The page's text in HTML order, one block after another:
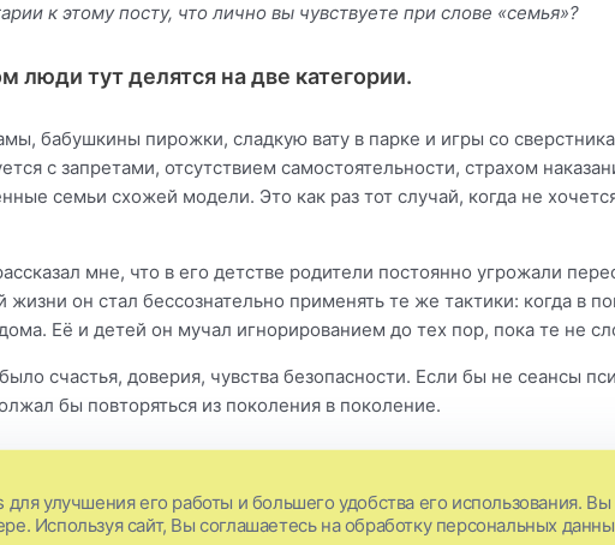
к этому посту, что лично вы чувствуете при слове «семья»?
люди тут делятся на две категории.
бабушкины пирожки, сладкую вату в парке и игры со
с запретами, отсутствием самостоятельности, страхом
семьи схожей модели. Это как раз тот случай, когда не
мне, что в его детстве родители постоянно угрожали
жизни он стал бессознательно применять те же тактики: когда в
Её и детей он мучал игнорированием до тех пор, пока те не
счастья, доверия, чувства безопасности. Если бы не сеансы
бы повторяться из поколения в поколение.
на работе.
улучшения его работы и большего удобства его использования.
Используя сайт, Вы соглашаетесь на обработку персональных